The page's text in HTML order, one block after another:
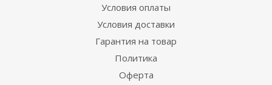
Условия оплаты
Условия доставки
Гарантия на товар
Политика
Оферта